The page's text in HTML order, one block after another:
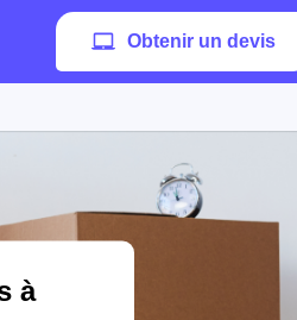
Obtenir un devis